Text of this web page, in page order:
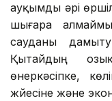
ауқымды әрі
шығара
сауданы
Қытайдың
өнеркәсіпке,
жүйесіне және